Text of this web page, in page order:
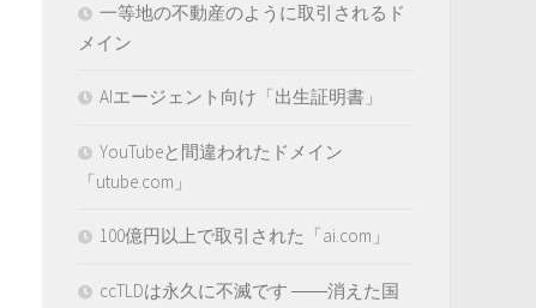
一等地の不動産のように取引されるド
メイン
AIエージェント向け「出生証明書」
YouTubeと間違われたドメイン
「utube.com」
100億円以上で取引された「ai.com」
ccTLDは永久に不滅です ――消えた国